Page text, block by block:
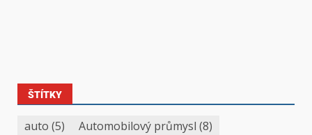
ŠTÍTKY
auto (5) Automobilový průmysl (8)